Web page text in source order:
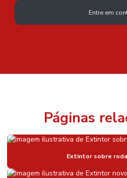
Entre em
Páginas
Extintor sobre